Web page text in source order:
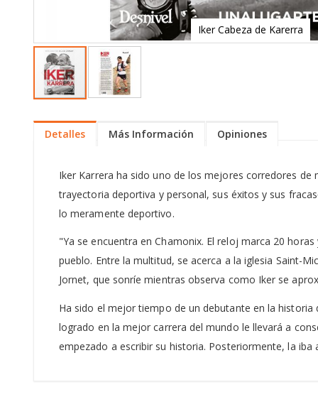
Iker Cabeza de Karerra
to
the
gallery
Detalles
Iker Karrera ha sido uno de los mejores corredores
trayectoria deportiva y personal, sus éxitos y sus
lo meramente deportivo.
"Ya se encuentra en Chamonix. El reloj marca 20
pueblo. Entre la multitud, se acerca a la iglesia Saint-
Jornet, que sonríe mientras observa como Iker se
Ha sido el mejor tiempo de un debutante en la
logrado en la mejor carrera del mundo le llevará a
empezado a escribir su historia. Posteriormente, la
Más Información Opiniones